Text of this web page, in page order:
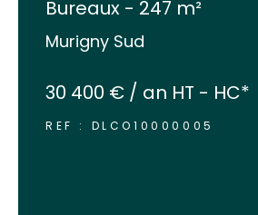
Bureaux - 247 m²
Murigny Sud
30 400 € / an HT - HC*
REF : DLCO10000005